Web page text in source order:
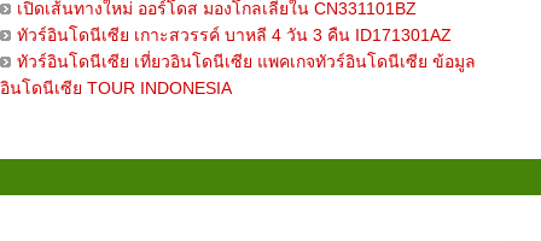
เปิดเส้นทางใหม่ ออร์โดส มองโกลเลียใน CN331101BZ
ทัวร์อินโดนีเซีย เกาะสวรรค์ บาหลี 4 วัน 3 คืน ID171301AZ
ทัวร์อินโดนีเซีย เที่ยวอินโดนีเซีย แพคเกจทัวร์อินโดนีเซีย ข้อมูล
อินโดนีเซีย TOUR INDONESIA